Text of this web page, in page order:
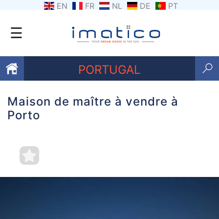
EN FR NL DE PT
☰
PORTUGAL
Favoris
nous
Contactez
Maison de maître à vendre à
Porto